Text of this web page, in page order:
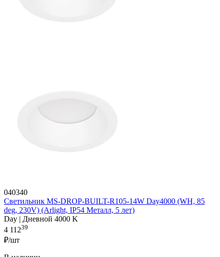
040340
Светильник MS-DROP-BUILT-R105-14W Day4000 (WH, 85
deg, 230V) (Arlight, IP54 Металл, 5 лет)
Day | Дневной 4000 K
4 11239
₽/шт